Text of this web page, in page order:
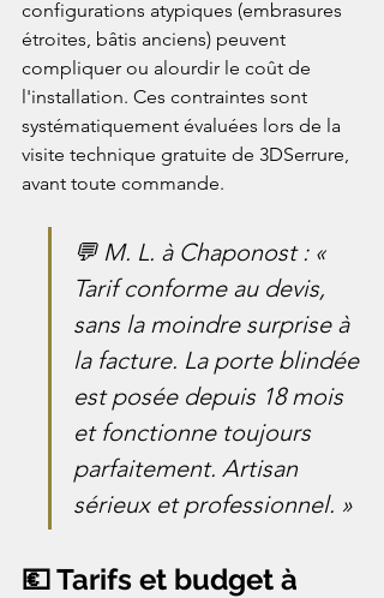
configurations atypiques (embrasures
étroites, bâtis anciens) peuvent
compliquer ou alourdir le coût de
l'installation. Ces contraintes sont
systématiquement évaluées lors de la
visite technique gratuite de 3DSerrure,
avant toute commande.
💬 M. L. à Chaponost : «
Tarif conforme au devis,
sans la moindre surprise à
la facture. La porte blindée
est posée depuis 18 mois
et fonctionne toujours
parfaitement. Artisan
sérieux et professionnel. »
💶 Tarifs et budget à